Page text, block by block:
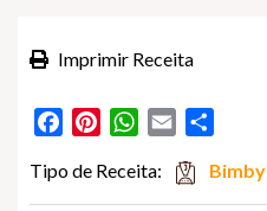
Imprimir Receita
FacebookPinterestWhatsApp
Email
Tipo de Receita: Bimby